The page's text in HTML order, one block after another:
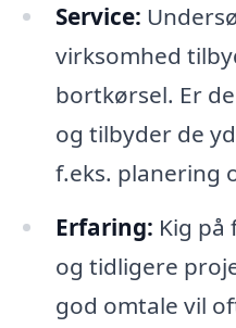
Service:
virksomhed
bortkørsel. Er
og tilbyder de
f.eks. planering
Erfaring: Kig
og tidligere
god omtale vil